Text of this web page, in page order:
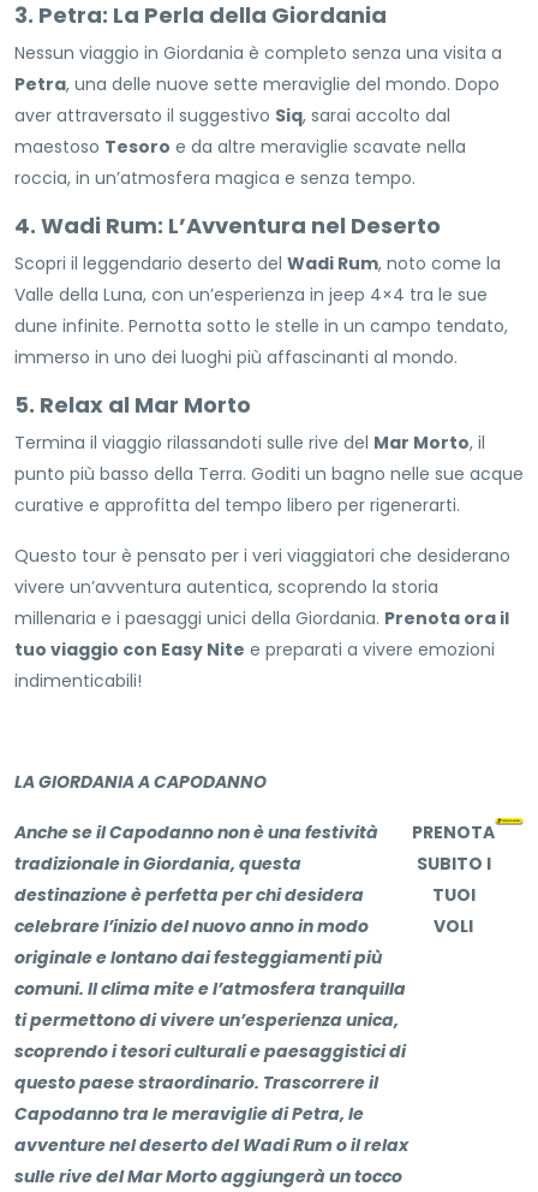
3. Petra: La Perla della Giordania
Nessun viaggio in Giordania è completo senza una visita a
Petra, una delle nuove sette meraviglie del mondo. Dopo
aver attraversato il suggestivo Siq, sarai accolto dal
maestoso Tesoro e da altre meraviglie scavate nella
roccia, in un’atmosfera magica e senza tempo.
4. Wadi Rum: L’Avventura nel Deserto
Scopri il leggendario deserto del Wadi Rum, noto come la
Valle della Luna, con un’esperienza in jeep 4×4 tra le sue
dune infinite. Pernotta sotto le stelle in un campo tendato,
immerso in uno dei luoghi più affascinanti al mondo.
5. Relax al Mar Morto
Termina il viaggio rilassandoti sulle rive del Mar Morto, il
punto più basso della Terra. Goditi un bagno nelle sue acque
curative e approfitta del tempo libero per rigenerarti.
Questo tour è pensato per i veri viaggiatori che desiderano
vivere un’avventura autentica, scoprendo la storia
millenaria e i paesaggi unici della Giordania. Prenota ora il
tuo viaggio con Easy Nite e preparati a vivere emozioni
indimenticabili!
LA GIORDANIA A CAPODANNO
Anche se il Capodanno non è una festività
tradizionale in Giordania, questa
destinazione è perfetta per chi desidera
celebrare l’inizio del nuovo anno in modo
originale e lontano dai festeggiamenti più
comuni. Il clima mite e l’atmosfera tranquilla
ti permettono di vivere un’esperienza unica,
scoprendo i tesori culturali e paesaggistici di
questo paese straordinario. Trascorrere il
Capodanno tra le meraviglie di Petra, le
avventure nel deserto del Wadi Rum o il relax
sulle rive del Mar Morto aggiungerà un tocco
PRENOTA
SUBITO I
TUOI
VOLI